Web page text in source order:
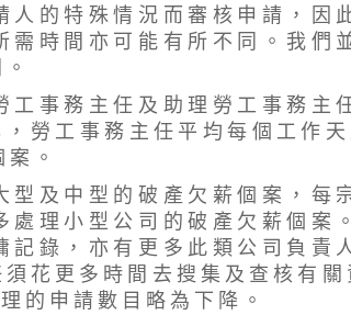
的 特 殊 情 況 而 審 核 申 請 ， 因
需 時 間 亦 可 能 有 所 不 同 。 我 們
事 務 主 任 及 助 理 勞 工 事 務 主
， 勞 工 事 務 主 任 平 均 每 個 工 作
。
及 中 型 的 破 產 欠 薪 個 案 ， 每
處 理 小 型 公 司 的 破 產 欠 薪 個 案
記 錄 ， 亦 有 更 多 此 類 公 司 負 責
花 更 多 時 間 去 搜 集 及 查 核 有
的 申 請 數 目 略 為 下 降 。